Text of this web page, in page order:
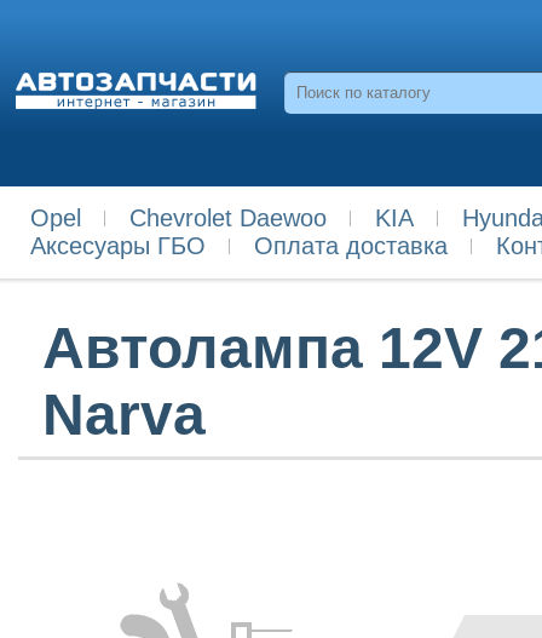
Opel Chevrolet Daewoo KIA
Аксесуары ГБО
Оплата доставка
Автолампа 12V
Narva